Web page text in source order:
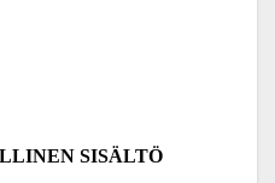
SISÄLTÖ